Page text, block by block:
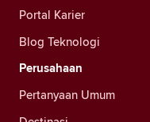
Portal Karier
Blog Teknologi
Perusahaan
Pertanyaan Umum